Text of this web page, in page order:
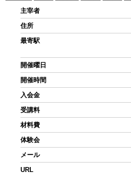
主宰者
住所
最寄駅
開催曜日
開催時間
入会金
受講料
材料費
体験会
メール
URL